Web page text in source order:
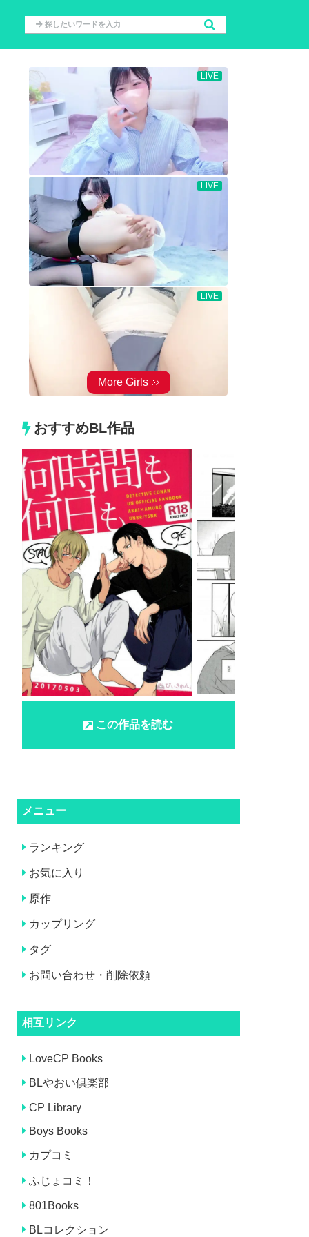
おすすめBL作品
この作品を読む
メニュー
ランキング
お気に入り
原作
カップリング
タグ
お問い合わせ・削除依頼
相互リンク
LoveCP Books
BLやおい倶楽部
CP Library
Boys Books
カプコミ
ふじょコミ！
801Books
BLコレクション